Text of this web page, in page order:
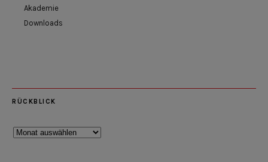
Akademie
Downloads
RÜCKBLICK
Rückblick